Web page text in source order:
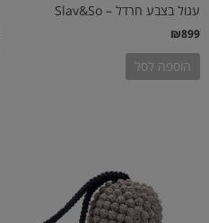
עגול בצבע חרדל – Slav&So
₪899
הוספה לסל